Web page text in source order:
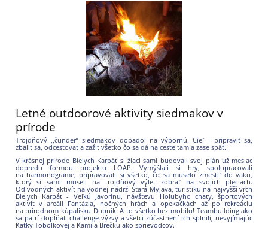
Letné outdoorové aktivity siedmakov v
prírode
Trojdňový ,,čunder” siedmakov dopadol na výbornú. Cieľ - pripraviť sa,
zbaliť sa, odcestovať a zažiť všetko čo sa dá na ceste tam a zase späť.
V krásnej prírode Bielych Karpát si žiaci sami budovali svoj plán už mesiac
dopredu formou projektu LOAP. Vymýšlali si hry, spolupracovali
na harmonograme, pripravovali si všetko, čo sa muselo zmestiť do vaku,
ktorý si sami museli na trojdňový výlet zobrať na svojich pleciach.
Od vodných aktivít na vodnej nádrži Stará Myjava, turistiku na najvyšší vrch
Bielych Karpát - Veľkú Javorinu, návštevu Holubyho chaty, športových
aktivít v areáli Fantázia, nočných hrách a opekačkách až po rekreáciu
na prírodnom kúpalisku Dubník. A to všetko bez mobilu! Teambuilding ako
sa patrí dopĺňali challenge výzvy a všetci zúčastnení ich splnili, nevyjímajúc
Katky Tobolkovej a Kamila Brečku ako sprievodcov.